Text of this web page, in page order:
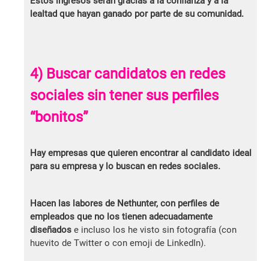
lealtad que hayan ganado por parte de su comunidad.
4) Buscar candidatos en redes
sociales sin tener sus perfiles
“bonitos”
Hay empresas que quieren encontrar al candidato ideal
para su empresa y lo buscan en redes sociales.
Hacen las labores de Nethunter, con perfiles de
empleados que no los tienen adecuadamente
diseñados e incluso los he visto sin fotografía (con
huevito de Twitter o con emoji de LinkedIn).